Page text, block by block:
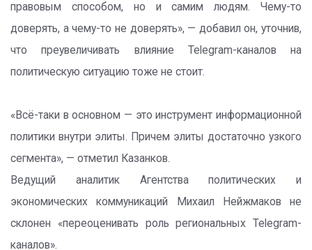
правовым способом, но и самим людям. Чему-то
доверять, а чему-то не доверять», — добавил он, уточнив,
что преувеличивать влияние Telegram-каналов на
политическую ситуацию тоже не стоит.
«Всё-таки в основном — это инструмент информационной
политики внутри элиты. Причем элиты достаточно узкого
сегмента», — отметил Казанков.
Ведущий аналитик Агентства политических и
экономических коммуникаций Михаил Нейжмаков не
склонен «переоценивать роль региональных Telegram-
каналов».